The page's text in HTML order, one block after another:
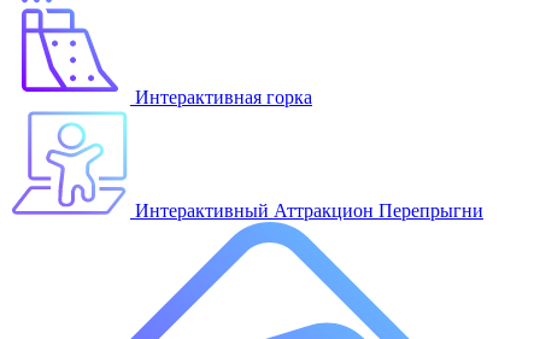
Интерактивная горка
Интерактивный Аттракцион Перепрыгни